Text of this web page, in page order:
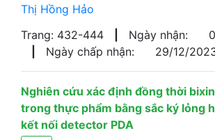
Thị Hồng Hảo
Trang: 432-444
Ngày nhận:
Ngày chấp nhận: 29/12/
Nghiên cứu xác định đồng thời
trong thực phẩm bằng sắc ký lỏng
kết nối detector PDA